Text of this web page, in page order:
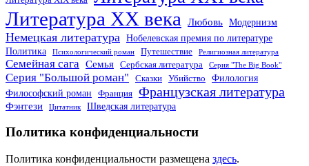
Литература XX века Любовь Модернизм
Немецкая литература
Нобелевская премия по литературе
Политика
Психологический роман Путешествие Религиозная литература
Семейная сага Семья Сербская литература Серия "The Big Book"
Серия "Большой роман" Сказки Убийство
Филология
Философский роман
Франция Французская литература
Фэнтези Цитатник Шведская литература
Политика конфиденциальности
Политика конфиденциальности размещена здесь.